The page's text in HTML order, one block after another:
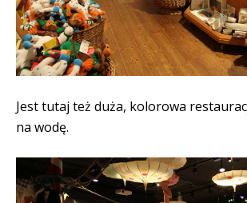
Jest tutaj też duża, kolorowa
na wodę.